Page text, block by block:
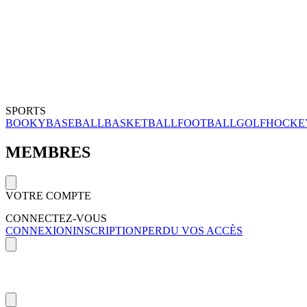
SPORTS
BOOKYBASEBALLBASKETBALLFOOTBALLGOLF
MEMBRES
VOTRE COMPTE
CONNECTEZ-VOUS
CONNEXIONINSCRIPTIONPERDU VOS ACCÈS